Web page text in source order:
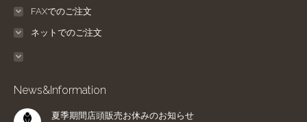
FAXでのご注文
ネットでのご注文
News&Information
夏季期間店頭販売お休みのお知らせ